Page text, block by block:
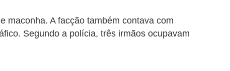
maconha. A facção também contava com
Segundo a polícia, três irmãos ocupavam